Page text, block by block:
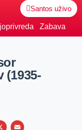
Santos uživo
Zabava
(1935-
X
E